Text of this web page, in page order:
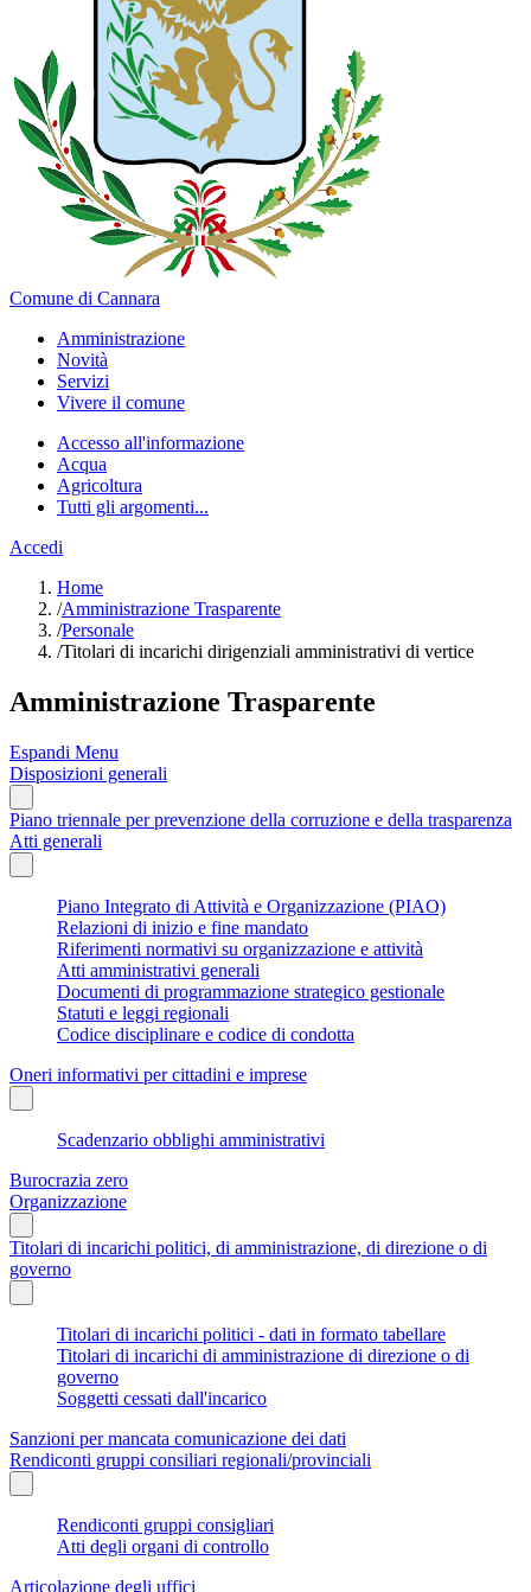
Comune di Cannara
Amministrazione
Novità
Servizi
Vivere il comune
Accesso all'informazione
Acqua
Agricoltura
Tutti gli argomenti...
Accedi
Home
/Amministrazione Trasparente
/Personale
/Titolari di incarichi dirigenziali amministrativi di vertice
Amministrazione Trasparente
Espandi Menu
Disposizioni generali
Piano triennale per prevenzione della corruzione e della trasparenza
Atti generali
Piano Integrato di Attività e Organizzazione (PIAO)
Relazioni di inizio e fine mandato
Riferimenti normativi su organizzazione e attività
Atti amministrativi generali
Documenti di programmazione strategico gestionale
Statuti e leggi regionali
Codice disciplinare e codice di condotta
Oneri informativi per cittadini e imprese
Scadenzario obblighi amministrativi
Burocrazia zero
Organizzazione
Titolari di incarichi politici, di amministrazione, di direzione o di
governo
Titolari di incarichi politici - dati in formato tabellare
Titolari di incarichi di amministrazione di direzione o di
governo
Soggetti cessati dall'incarico
Sanzioni per mancata comunicazione dei dati
Rendiconti gruppi consiliari regionali/provinciali
Rendiconti gruppi consigliari
Atti degli organi di controllo
Articolazione degli uffici